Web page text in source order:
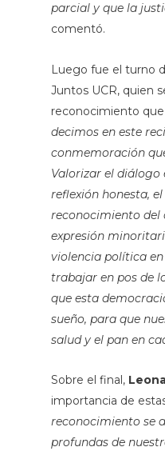
parcial y que la
comentó.
Luego fue el turno
Juntos UCR, quien
reconocimiento
decimos en este
conmemoración
Valorizar el
reflexión honesta,
reconocimiento del
expresión
violencia política
trabajar en pos de
que esta
sueño, para que
salud y el pan en
Sobre el final,
importancia de
reconocimiento se
profundas de